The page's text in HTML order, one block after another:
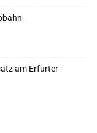
am Erfurter